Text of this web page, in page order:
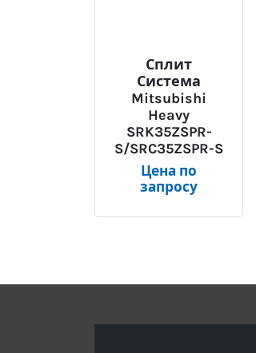
Сплит
Система
Mitsubishi
Heavy
SRK35ZSPR-
S/SRC35ZSPR-S
Цена по
запросу